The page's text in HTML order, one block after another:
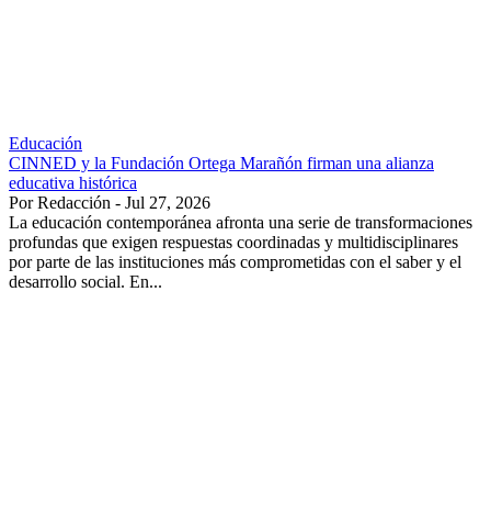
Educación
CINNED y la Fundación Ortega Marañón firman una alianza
educativa histórica
Por Redacción - Jul 27, 2026
La educación contemporánea afronta una serie de transformaciones
profundas que exigen respuestas coordinadas y multidisciplinares
por parte de las instituciones más comprometidas con el saber y el
desarrollo social. En...